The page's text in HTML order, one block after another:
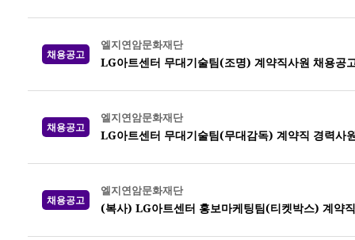
채용공고
엘지연암문화재단
LG아트센터 무대기술팀(조명) 계약직사원 채용공
채용공고
엘지연암문화재단
LG아트센터 무대기술팀(무대감독) 계약직 경력사
채용공고
엘지연암문화재단
(복사) LG아트센터 홍보마케팅팀(티켓박스) 계약